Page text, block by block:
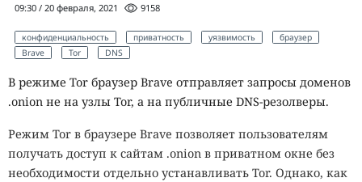
09:30 / 20 февраля, 2021 9158
конфиденциальность приватность уязвимость
браузер
Brave
Tor DNS
В режиме Tor браузер Brave отправляет запросы доменов
.onion не на узлы Tor, а на публичные DNS-резолверы.
Режим Tor в браузере Brave позволяет пользователям
получать доступ к сайтам .onion в приватном окне без
необходимости отдельно устанавливать Tor. Однако, как